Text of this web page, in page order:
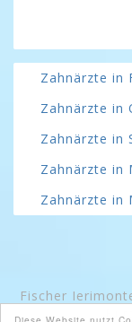
Zahnärzte in
Zahnärzte in
Zahnärzte in
Zahnärzte in
Zahnärzte in
Fischer